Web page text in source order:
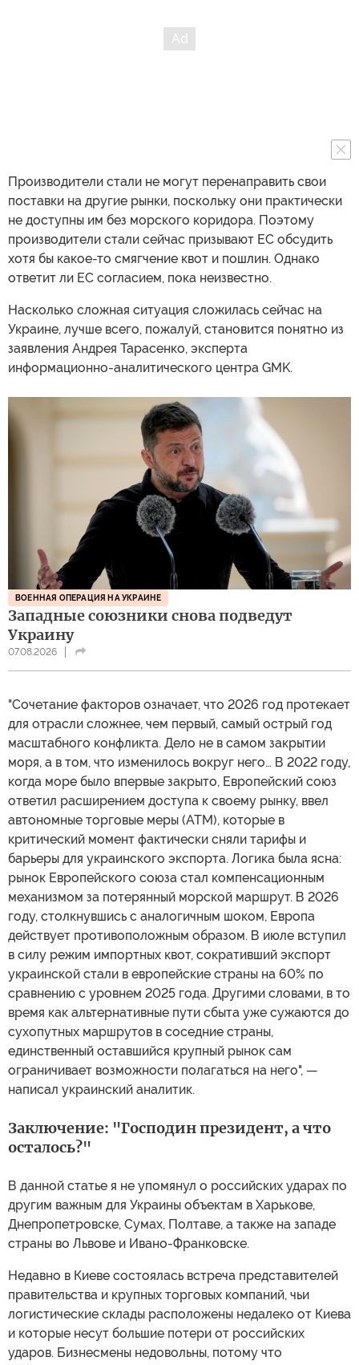
Производители стали не могут перенаправить свои
поставки на другие рынки, поскольку они практически
не доступны им без морского коридора. Поэтому
производители стали сейчас призывают ЕС обсудить
хотя бы какое-то смягчение квот и пошлин. Однако
ответит ли ЕС согласием, пока неизвестно.
Насколько сложная ситуация сложилась сейчас на
Украине, лучше всего, пожалуй, становится понятно из
заявления Андрея Тарасенко, эксперта
информационно-аналитического центра GMK.
ВОЕННАЯ ОПЕРАЦИЯ НА УКРАИНЕ
Западные союзники снова подведут
Украину
07.08.2026
"Сочетание факторов означает, что 2026 год протекает
для отрасли сложнее, чем первый, самый острый год
масштабного конфликта. Дело не в самом закрытии
моря, а в том, что изменилось вокруг него… В 2022 году,
когда море было впервые закрыто, Европейский союз
ответил расширением доступа к своему рынку, ввел
автономные торговые меры (АТМ), которые в
критический момент фактически сняли тарифы и
барьеры для украинского экспорта. Логика была ясна:
рынок Европейского союза стал компенсационным
механизмом за потерянный морской маршрут. В 2026
году, столкнувшись с аналогичным шоком, Европа
действует противоположным образом. В июле вступил
в силу режим импортных квот, сокративший экспорт
украинской стали в европейские страны на 60% по
сравнению с уровнем 2025 года. Другими словами, в то
время как альтернативные пути сбыта уже сужаются до
сухопутных маршрутов в соседние страны,
единственный оставшийся крупный рынок сам
ограничивает возможности полагаться на него", —
написал украинский аналитик.
Заключение: "Господин президент, а что
осталось?"
В данной статье я не упомянул о российских ударах по
другим важным для Украины объектам в Харькове,
Днепропетровске, Сумах, Полтаве, а также на западе
страны во Львове и Ивано-Франковске.
Недавно в Киеве состоялась встреча представителей
правительства и крупных торговых компаний, чьи
логистические склады расположены недалеко от Киева
и которые несут большие потери от российских
ударов. Бизнесмены недовольны, потому что